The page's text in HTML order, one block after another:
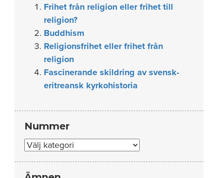
Frihet från religion eller frihet till
religion?
Buddhism
Religionsfrihet eller frihet från
religion
Fascinerande skildring av svensk-
eritreansk kyrkohistoria
Nummer
Nummer